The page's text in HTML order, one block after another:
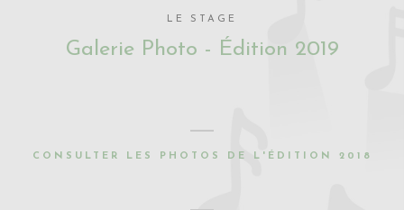
LE STAGE
Galerie Photo - Édition 2019
CONSULTER LES PHOTOS DE L'ÉDITION 2018